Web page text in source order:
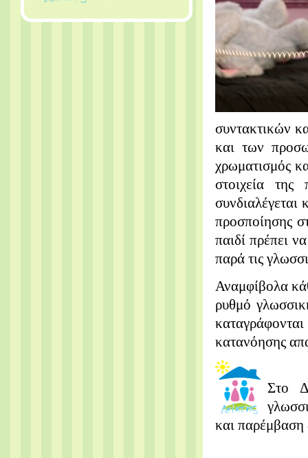
συντακτικών
και των
χρωματισμός
στοιχεία
συνδιαλέγεται
προσποίησης
παιδί πρέπει
παρά τις
Αναμφίβολα
ρυθμό
κατανόησης
Στο
και παρέμβαση